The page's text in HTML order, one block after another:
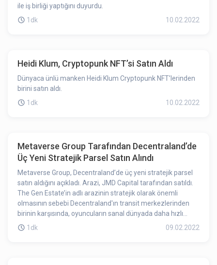
ile iş birliği yaptığını duyurdu.
1dk
10.02.2022
Heidi Klum, Cryptopunk NFT’si Satın Aldı
Dünyaca ünlü manken Heidi Klum Cryptopunk NFT’lerinden
birini satın aldı.
1dk
10.02.2022
Metaverse Group Tarafından Decentraland’de
Üç Yeni Stratejik Parsel Satın Alındı
Metaverse Group, Decentraland’de üç yeni stratejik parsel
satın aldığını açıkladı. Arazi, JMD Capital tarafından satıldı.
The Gen Estate’in adlı arazinin stratejik olarak önemli
olmasının sebebi Decentraland'ın transit merkezlerinden
birinin karşısında, oyuncuların sanal dünyada daha hızlı
gezinmek için kullandığı bir merkez ve Çin kültür şehri olan
1dk 09.02.2022